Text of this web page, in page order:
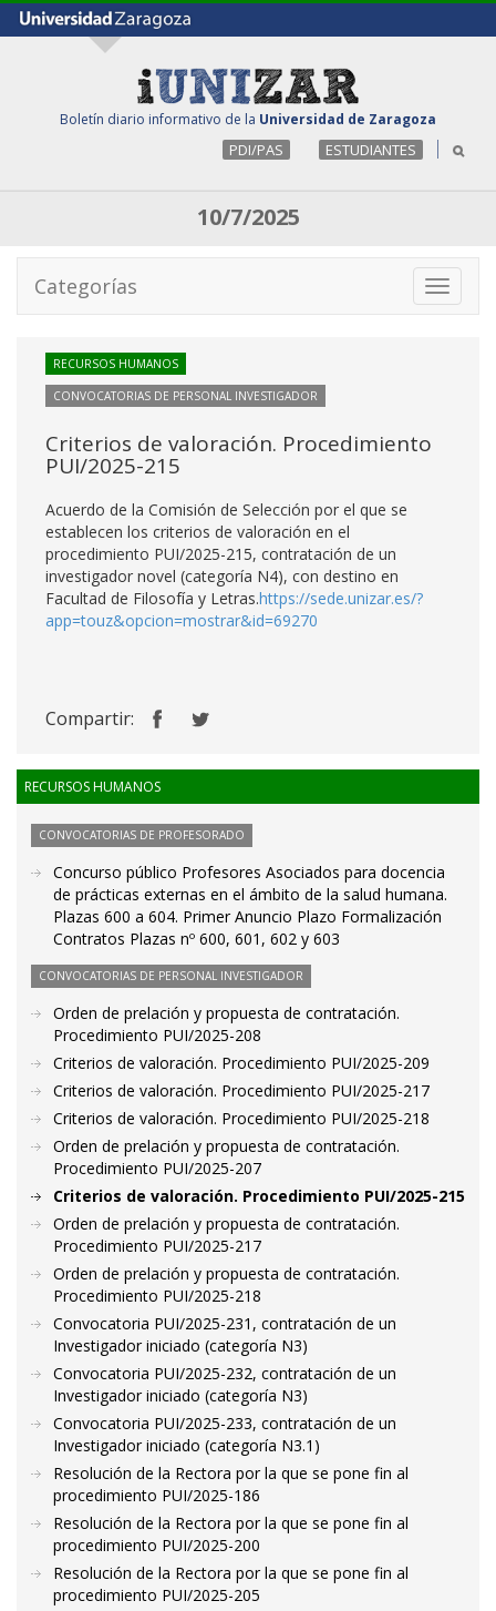
Boletín diario informativo de la Universidad de Zaragoza
PDI/PAS ESTUDIANTES
10/7/2025
Toggle
Categorías
RECURSOS HUMANOS
CONVOCATORIAS DE PERSONAL INVESTIGADOR
Criterios de valoración. Procedimiento
PUI/2025-215
Acuerdo de la Comisión de Selección por el que se
establecen los criterios de valoración en el
procedimiento PUI/2025-215, contratación de un
investigador novel (categoría N4), con destino en
Facultad de Filosofía y Letras.https://sede.unizar.es/?
app=touz&opcion=mostrar&id=69270
Compartir:
RECURSOS HUMANOS
CONVOCATORIAS DE PROFESORADO
Concurso público Profesores Asociados para docencia
de prácticas externas en el ámbito de la salud humana.
Plazas 600 a 604. Primer Anuncio Plazo Formalización
Contratos Plazas nº 600, 601, 602 y 603
CONVOCATORIAS DE PERSONAL INVESTIGADOR
Orden de prelación y propuesta de contratación.
Procedimiento PUI/2025-208
Criterios de valoración. Procedimiento PUI/2025-209
Criterios de valoración. Procedimiento PUI/2025-217
Criterios de valoración. Procedimiento PUI/2025-218
Orden de prelación y propuesta de contratación.
Procedimiento PUI/2025-207
Criterios de valoración. Procedimiento PUI/2025-215
Orden de prelación y propuesta de contratación.
Procedimiento PUI/2025-217
Orden de prelación y propuesta de contratación.
Procedimiento PUI/2025-218
Convocatoria PUI/2025-231, contratación de un
Investigador iniciado (categoría N3)
Convocatoria PUI/2025-232, contratación de un
Investigador iniciado (categoría N3)
Convocatoria PUI/2025-233, contratación de un
Investigador iniciado (categoría N3.1)
Resolución de la Rectora por la que se pone fin al
procedimiento PUI/2025-186
Resolución de la Rectora por la que se pone fin al
procedimiento PUI/2025-200
Resolución de la Rectora por la que se pone fin al
procedimiento PUI/2025-205